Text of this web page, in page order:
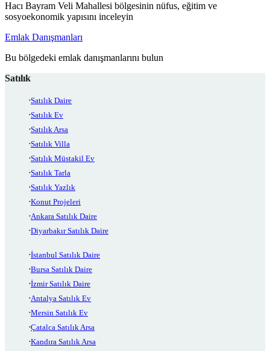
Hacı Bayram Veli Mahallesi bölgesinin nüfus, eğitim ve
sosyoekonomik yapısını inceleyin
Emlak Danışmanları
Bu bölgedeki emlak danışmanlarını bulun
Satılık
Satılık Daire
Satılık Ev
Satılık Arsa
Satılık Villa
Satılık Müstakil Ev
Satılık Tarla
Satılık Yazlık
Konut Projeleri
Ankara Satılık Daire
Diyarbakır Satılık Daire
İstanbul Satılık Daire
Bursa Satılık Daire
İzmir Satılık Daire
Antalya Satılık Ev
Mersin Satılık Ev
Çatalca Satılık Arsa
Kandıra Satılık Arsa